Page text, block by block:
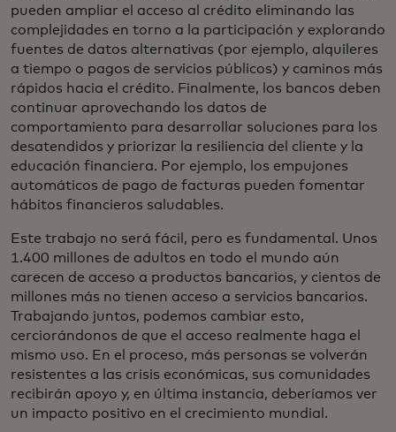
pueden ampliar el acceso al crédito eliminando las
complejidades en torno a la participación y explorando
fuentes de datos alternativas (por ejemplo, alquileres
a tiempo o pagos de servicios públicos) y caminos más
rápidos hacia el crédito. Finalmente, los bancos deben
continuar aprovechando los datos de
comportamiento para desarrollar soluciones para los
desatendidos y priorizar la resiliencia del cliente y la
educación financiera. Por ejemplo, los empujones
automáticos de pago de facturas pueden fomentar
hábitos financieros saludables.
Este trabajo no será fácil, pero es fundamental. Unos
1.400 millones de adultos en todo el mundo aún
carecen de acceso a productos bancarios, y cientos de
millones más no tienen acceso a servicios bancarios.
Trabajando juntos, podemos cambiar esto,
cerciorándonos de que el acceso realmente haga el
mismo uso. En el proceso, más personas se volverán
resistentes a las crisis económicas, sus comunidades
recibirán apoyo y, en última instancia, deberíamos ver
un impacto positivo en el crecimiento mundial.